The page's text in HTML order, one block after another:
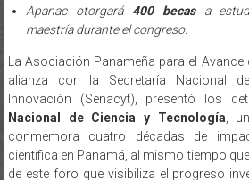
Apanac otorgará 400 becasa
maestría durante el congreso.
La Asociación Panameña para el
alianza con la Secretaría Nacional
Innovación (Senacyt), presentó los
Nacional de Ciencia y Tecnología ,
conmemora cuatro décadas de
científica en Panamá, al mismo tiempo
de este foro que visibiliza el progreso